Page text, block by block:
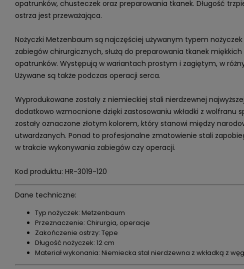
opatrunków, chusteczek oraz preparowania tkanek. Długość
ostrza jest przeważająca.
Nożyczki Metzenbaum są najczęściej używanym typem
zabiegów chirurgicznych, służą do preparowania tkanek
opatrunków. Występują w wariantach prostym i zagiętym, w
Używane są także podczas operacji serca.
Wyprodukowane zostały z niemieckiej stali nierdzewnej
dodatkowo wzmocnione dzięki zastosowaniu wkładki z wolfranu
zostały oznaczone złotym kolorem, który stanowi między
utwardzanych. Ponad to profesjonalne zmatowienie stali
w trakcie wykonywania zabiegów czy operacji.
Kod produktu: HR-3019-120
Dane techniczne:
Typ nożyczek: Metzenbaum
Przeznaczenie: Chirurgia, operacje
Zakończenie ostrzy: Tępe
Długość nożyczek: 12 cm
Materiał wykonania: Niemiecka stal nierdzewna z wkładką z